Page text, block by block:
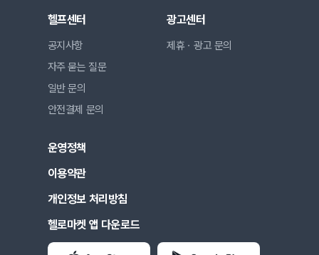
헬프센터
공지사항
자주 묻는 질문
일반 문의
안전결제 문의
광고센터
제휴ㆍ광고 문의
운영정책
이용약관
개인정보 처리방침
헬로마켓 앱 다운로드